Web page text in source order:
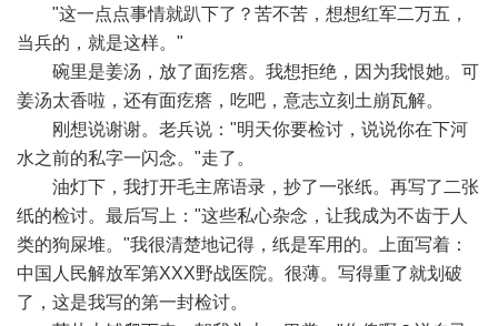
"这一点点事情就趴下了？苦不苦，想想红军二万五，
当兵的，就是这样。"
碗里是姜汤，放了面疙瘩。我想拒绝，因为我恨她。可
姜汤太香啦，还有面疙瘩，吃吧，意志立刻土崩瓦解。
刚想说谢谢。老兵说："明天你要检讨，说说你在下河
水之前的私字一闪念。"走了。
油灯下，我打开毛主席语录，抄了一张纸。再写了二张
纸的检讨。最后写上："这些私心杂念，让我成为不齿于人
类的狗屎堆。"我很清楚地记得，纸是军用的。上面写着：
中国人民解放军第XXX野战医院。很薄。写得重了就划破
了，这是我写的第一封检讨。